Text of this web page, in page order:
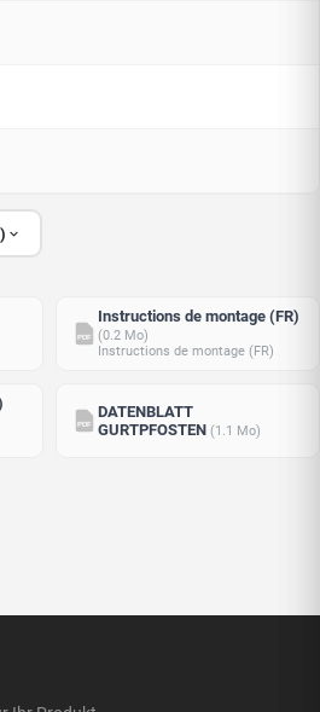
PDF
Instructions de montage (FR)
(0.2 Mo)
Instructions de montage (FR)
PDF
DATENBLATT
GURTPFOSTEN (1.1 Mo)